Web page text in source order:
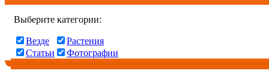
Выберите категории:
Везде
Растения
Статьи
Фотографии